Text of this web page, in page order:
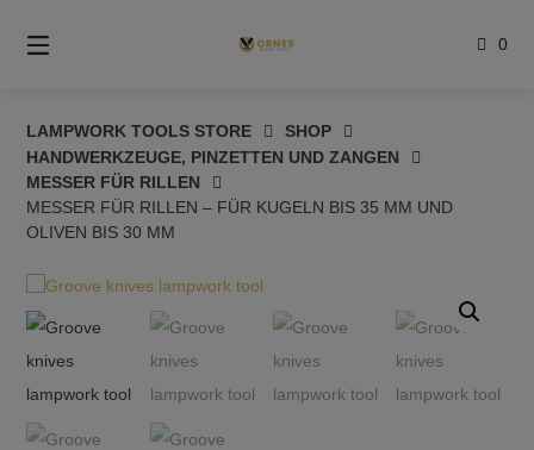
zum
Inhalt
0
LAMPWORK TOOLS STORE
SHOP
HANDWERKZEUGE, PINZETTEN UND ZANGEN
MESSER FÜR RILLEN
MESSER FÜR RILLEN – FÜR KUGELN BIS 35 MM UND
OLIVEN BIS 30 MM